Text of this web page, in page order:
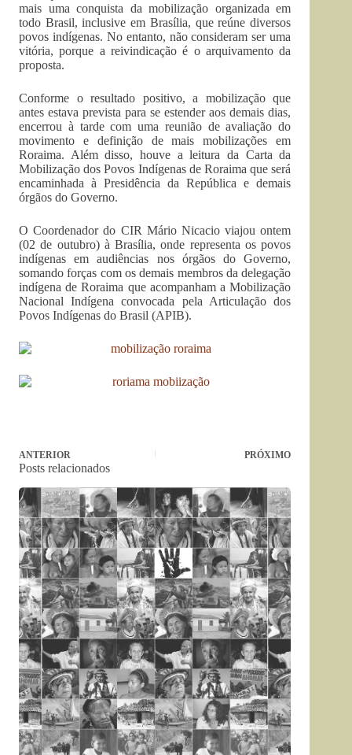
mais uma conquista da mobilização organizada em
todo Brasil, inclusive em Brasília, que reúne diversos
povos indígenas. No entanto, não consideram ser uma
vitória, porque a reivindicação é o arquivamento da
proposta.
Conforme o resultado positivo, a mobilização que
antes estava prevista para se estender aos demais dias,
encerrou à tarde com uma reunião de avaliação do
movimento e definição de mais mobilizações em
Roraima. Além disso, houve a leitura da Carta da
Mobilização dos Povos Indígenas de Roraima que será
encaminhada à Presidência da República e demais
órgãos do Governo.
O Coordenador do CIR Mário Nicacio viajou ontem
(02 de outubro) à Brasília, onde representa os povos
indígenas em audiências nos órgãos do Governo,
somando forças com os demais membros da delegação
indígena de Roraima que acompanham a Mobilização
Nacional Indígena convocada pela Articulação dos
Povos Indígenas do Brasil (APIB).
ANTERIOR PRÓXIMO
Posts relacionados